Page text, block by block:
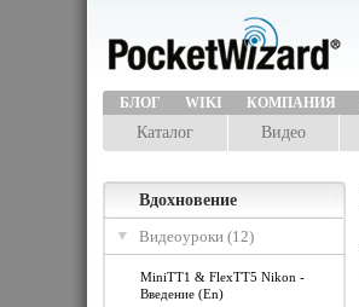
БЛОГ WIKI КОМПАНИЯ
Каталог Видео
Вдохновение
Видеоуроки (12)
MiniTT1 & FlexTT5 Nikon -
Введение (En)